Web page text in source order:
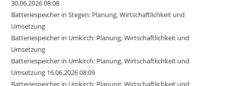
30.06.2026 08:08
Batteriespeicher in Stegen: Planung, Wirtschaftlichkeit und
Umsetzung
Batteriespeicher in Umkirch: Planung, Wirtschaftlichkeit und
Umsetzung
Batteriespeicher in Umkirch: Planung, Wirtschaftlichkeit und
Umsetzung 16.06.2026 08:09